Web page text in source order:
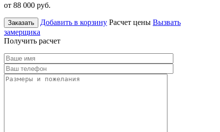
от 88 000 руб.
Заказать Добавить в корзину Расчет цены Вызвать
замерщика
Получить расчет